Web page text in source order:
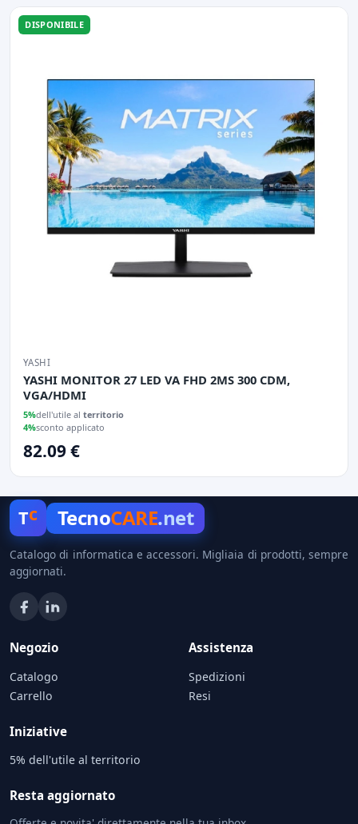
DISPONIBILE
YASHI
YASHI MONITOR 27 LED VA FHD 2MS 300 CDM,
VGA/HDMI
5%dell'utile al territorio
4%sconto applicato
82.09 €
Tc TecnoCARE.net
Catalogo di informatica e accessori. Migliaia di prodotti, sempre
aggiornati.
Negozio
Catalogo
Carrello
Assistenza
Spedizioni
Resi
Iniziative
5% dell'utile al territorio
Resta aggiornato